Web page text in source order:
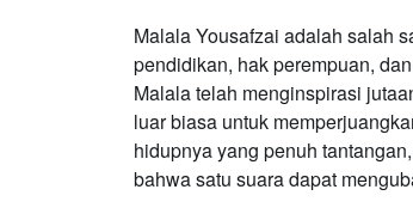
Malala Yousafzai adalah salah
pendidikan, hak perempuan,
Malala telah menginspirasi
luar biasa untuk
hidupnya yang penuh
bahwa satu suara dapat